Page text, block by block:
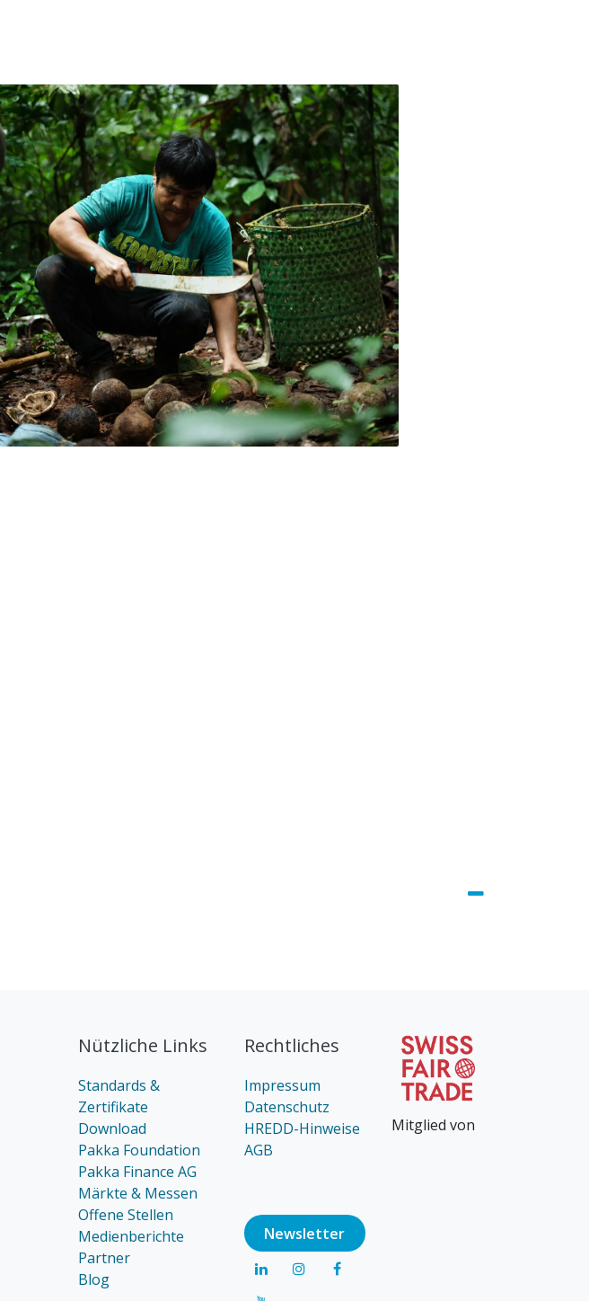
Nützliche Links
Standards &
Zertifikate
Download
Pakka Foundation
Pakka Finance AG
Märkte & Messen
Offene Stellen
Medienberichte
Partner
Blog
Rechtliches
Impressum
Datenschutz
HREDD-Hinweise
AGB
Mitglied von
Newsl​​​​etter